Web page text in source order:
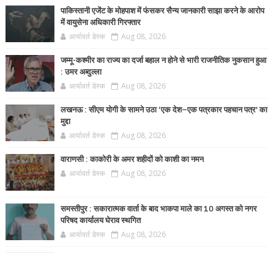
पाकिस्तानी एजेंट के मोहपाश में फंसकर सैन्य जानकारी साझा करने के आरोप
में वायुसेना अधिकारी गिरफ्तार
आर्यावर्त डेस्क Aug 08, 2026
जम्मू-कश्मीर का राज्य का दर्जा बहाल न होने से भारी राजनीतिक नुकसान हुआ
: उमर अब्दुल्ला
आर्यावर्त डेस्क Aug 08, 2026
लखनऊ : सीएम योगी के सामने उठा ‘एक देश–एक पत्रकार पहचान पत्र’ का
मुद्दा
आर्यावर्त डेस्क Aug 08, 2026
वाराणसी : काकोरी के अमर शहीदों को काशी का नमन
आर्यावर्त डेस्क Aug 08, 2026
समस्तीपुर : सकारात्मक वार्ता के बाद भाकपा माले का 10 अगस्त को नगर
परिषद कार्यालय घेराव स्थगित
आर्यावर्त डेस्क Aug 08, 2026